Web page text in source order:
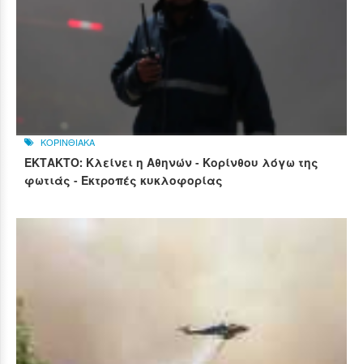
ΚΟΡΙΝΘΙΑΚΑ
ΕΚΤΑΚΤΟ: Κλείνει η Αθηνών - Κορίνθου λόγω της
φωτιάς - Εκτροπές κυκλοφορίας